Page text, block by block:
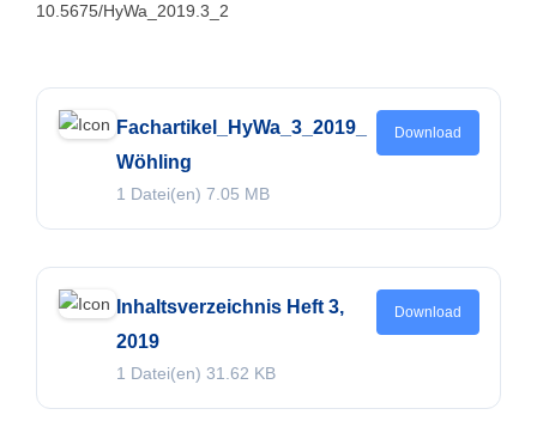
10.5675/HyWa_2019.3_2
Fachartikel_HyWa_3_2019_
Wöhling
1 Datei(en) 7.05 MB
Download
Inhaltsverzeichnis Heft 3,
2019
1 Datei(en) 31.62 KB
Download